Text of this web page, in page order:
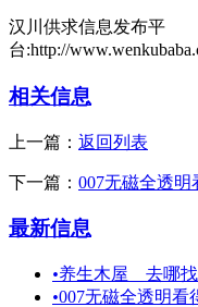
汉川供求信息发布平
台:http://
相关信息
上一篇： 返回列表
下一篇： 007无磁全透
最新信息
•养生木屋＿去哪
•007无磁全透明看